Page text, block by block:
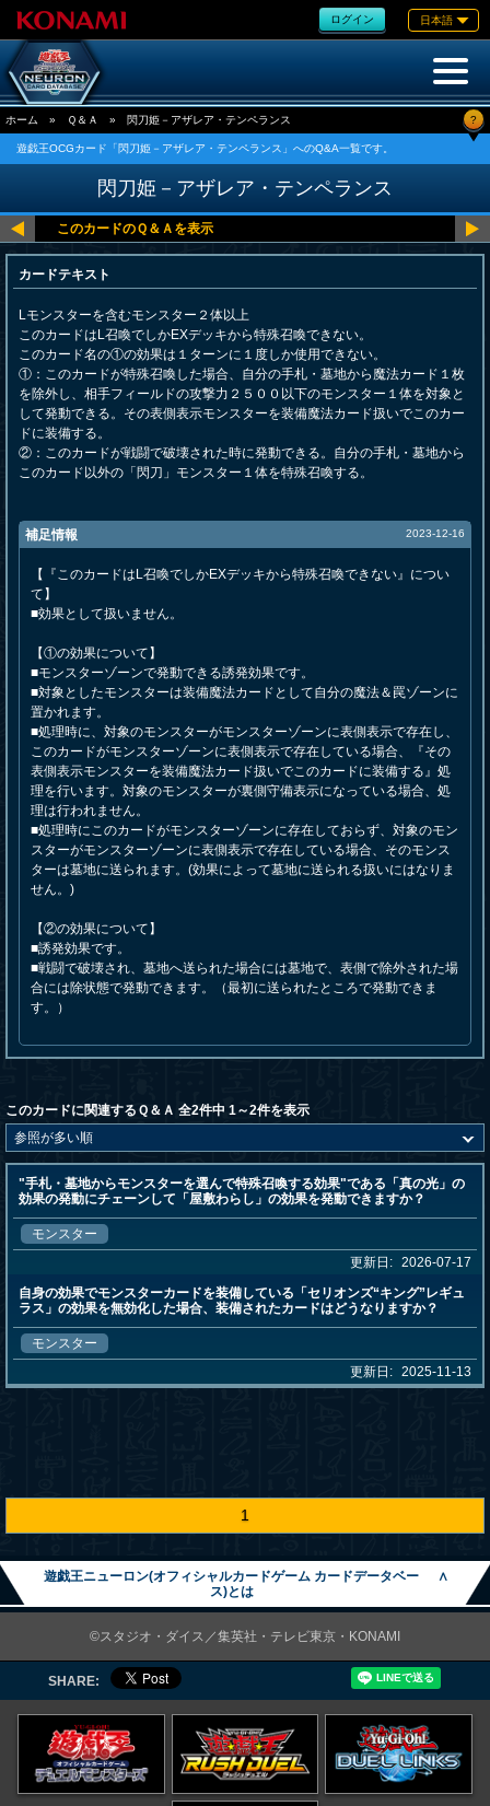
ログイン 日本語
ホーム » Ｑ＆Ａ » 閃刀姫－アザレア・テンペランス ?
遊戯王OCGカード「閃刀姫－アザレア・テンペランス」へのQ&A一覧です。
閃刀姫－アザレア・テンペランス
カードテキスト
Lモンスターを含むモンスター２体以上
このカードはL召喚でしかEXデッキから特殊召喚できない。
このカード名の①の効果は１ターンに１度しか使用できない。
①：このカードが特殊召喚した場合、自分の手札・墓地から魔法カード１枚
を除外し、相手フィールドの攻撃力２５００以下のモンスター１体を対象と
して発動できる。その表側表示モンスターを装備魔法カード扱いでこのカー
ドに装備する。
②：このカードが戦闘で破壊された時に発動できる。自分の手札・墓地から
このカード以外の「閃刀」モンスター１体を特殊召喚する。
補足情報 2023-12-16
【『このカードはL召喚でしかEXデッキから特殊召喚できない』につい
て】
■効果として扱いません。
【①の効果について】
■モンスターゾーンで発動できる誘発効果です。
■対象としたモンスターは装備魔法カードとして自分の魔法＆罠ゾーンに
置かれます。
■処理時に、対象のモンスターがモンスターゾーンに表側表示で存在し、
このカードがモンスターゾーンに表側表示で存在している場合、『その
表側表示モンスターを装備魔法カード扱いでこのカードに装備する』処
理を行います。対象のモンスターが裏側守備表示になっている場合、処
理は行われません。
■処理時にこのカードがモンスターゾーンに存在しておらず、対象のモン
スターがモンスターゾーンに表側表示で存在している場合、そのモンス
ターは墓地に送られます。(効果によって墓地に送られる扱いにはなりま
せん。)
【②の効果について】
■誘発効果です。
■戦闘で破壊され、墓地へ送られた場合には墓地で、表側で除外された場
合には除状態で発動できます。（最初に送られたところで発動できま
す。）
このカードに関連するＱ＆Ａ 全2件中 1～2件を表示
"手札・墓地からモンスターを選んで特殊召喚する効果"である「真の光」の
効果の発動にチェーンして「屋敷わらし」の効果を発動できますか？
モンスター
更新日: 2026-07-17
自身の効果でモンスターカードを装備している「セリオンズ“キング”レギュ
ラス」の効果を無効化した場合、装備されたカードはどうなりますか？
モンスター
更新日: 2025-11-13
1
遊戯王ニューロン(オフィシャルカードゲーム カードデータベー
ス)とは
∧
©スタジオ・ダイス／集英社・テレビ東京・KONAMI
SHARE: